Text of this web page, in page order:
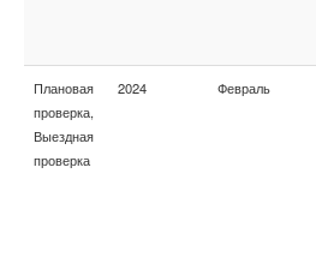
Плановая
проверка,
Выездная
проверка
2024 Февраль